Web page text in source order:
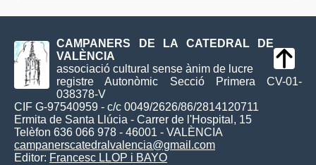
CAMPANERS DE LA CATEDRAL DE
VALÈNCIA
associació cultural sense ànim de lucre
registre Autonòmic Secció Primera CV-01-
038378-V
CIF G-97540959 - c/c 0049/2626/86/2814120711
Ermita de Santa Llúcia - Carrer de l'Hospital, 15
Telèfon 636 066 978 - 46001 - VALÈNCIA
campanerscatedralvalencia@gmail.com
Editor: Francesc LLOP i BAYO